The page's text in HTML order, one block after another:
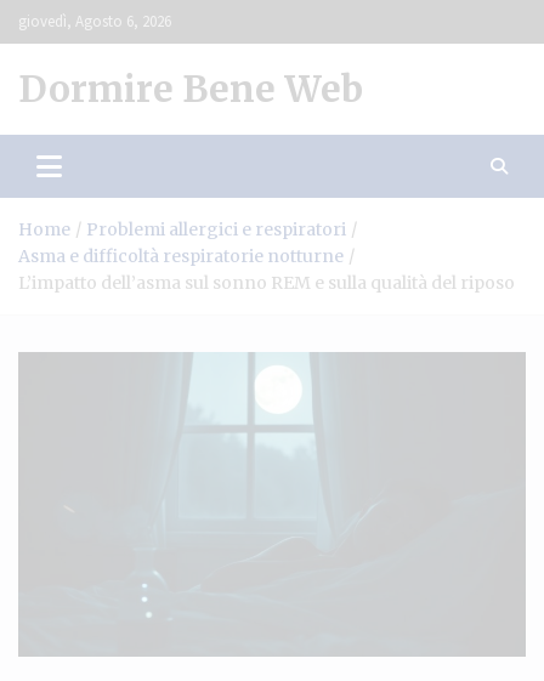
to
giovedì, Agosto 6, 2026
Dormire Bene Web
Home
Problemi allergici e respiratori
Asma e difficoltà respiratorie notturne
L’impatto dell’asma sul sonno REM e sulla qualità del riposo